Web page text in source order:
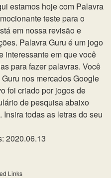
estamos hoje com Palavra
teste para o
em nossa revisão e
Palavra Guru é um jogo
interessante em que você
para fazer palavras. Você
nos mercados Google
foi criado por jogos de
de pesquisa abaixo
todas as letras do seu
2020.06.13
Links